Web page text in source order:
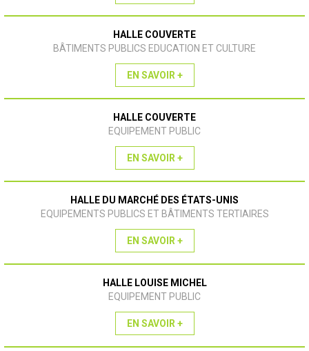
HALLE COUVERTE
BÂTIMENTS PUBLICS EDUCATION ET CULTURE
EN SAVOIR +
HALLE COUVERTE
EQUIPEMENT PUBLIC
EN SAVOIR +
HALLE DU MARCHÉ DES ÉTATS-UNIS
EQUIPEMENTS PUBLICS ET BÂTIMENTS TERTIAIRES
EN SAVOIR +
HALLE LOUISE MICHEL
EQUIPEMENT PUBLIC
EN SAVOIR +